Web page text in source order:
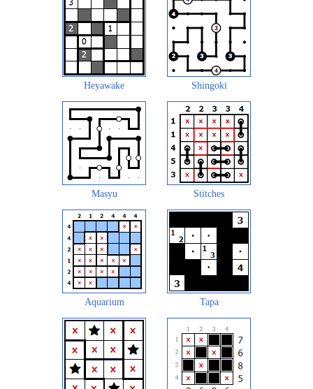
Heyawake Shingoki
Masyu Stitches
Aquarium Tapa